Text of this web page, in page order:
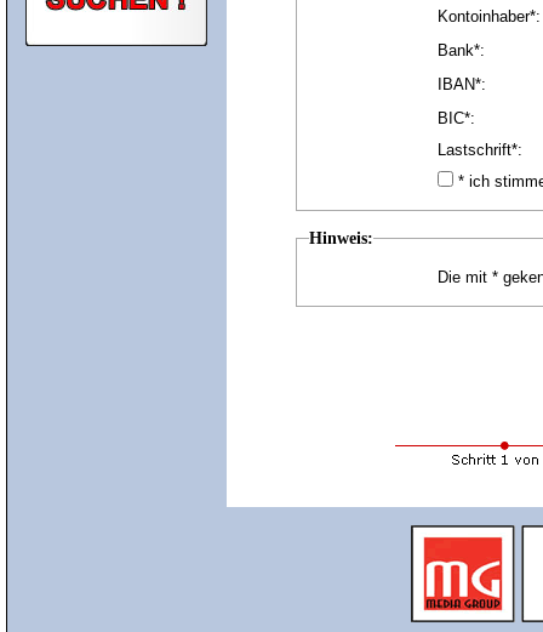
Kontoinhaber*:
Bank*:
IBAN*:
BIC*:
Lastschrift*:
* ich
Hinweis:
Die mit *